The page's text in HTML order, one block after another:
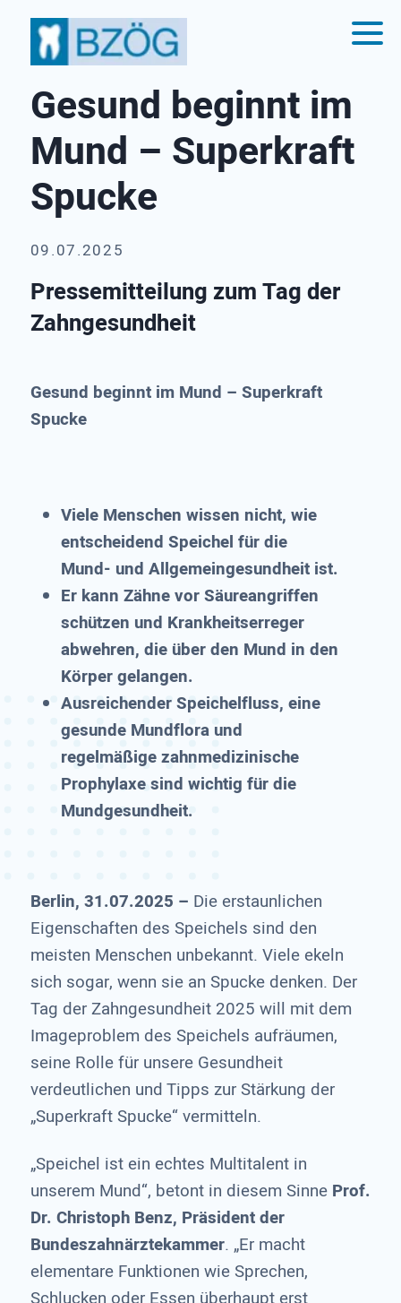
Gesund beginnt im
Mund – Superkraft
Spucke
09.07.2025
Pressemitteilung zum Tag der
Zahngesundheit
Gesund beginnt im Mund – Superkraft
Spucke
Viele Menschen wissen nicht, wie
entscheidend Speichel für die
Mund- und Allgemeingesundheit ist.
Er kann Zähne vor Säureangriffen
schützen und Krankheitserreger
abwehren, die über den Mund in den
Körper gelangen.
Ausreichender Speichelfluss, eine
gesunde Mundflora und
regelmäßige zahnmedizinische
Prophylaxe sind wichtig für die
Mundgesundheit.
Berlin, 31.07.2025 – Die erstaunlichen
Eigenschaften des Speichels sind den
meisten Menschen unbekannt. Viele ekeln
sich sogar, wenn sie an Spucke denken. Der
Tag der Zahngesundheit 2025 will mit dem
Imageproblem des Speichels aufräumen,
seine Rolle für unsere Gesundheit
verdeutlichen und Tipps zur Stärkung der
„Superkraft Spucke“ vermitteln.
„Speichel ist ein echtes Multitalent in
unserem Mund“, betont in diesem Sinne Prof.
Dr. Christoph Benz, Präsident der
Bundeszahnärztekammer. „Er macht
elementare Funktionen wie Sprechen,